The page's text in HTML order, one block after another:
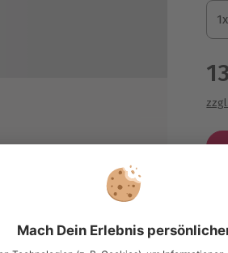
1x
Liebenstein für 2